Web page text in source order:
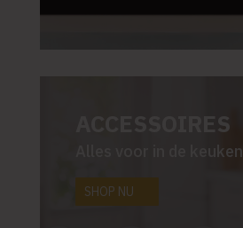
ACCESSOIRES
Alles voor in de keuken
SHOP NU